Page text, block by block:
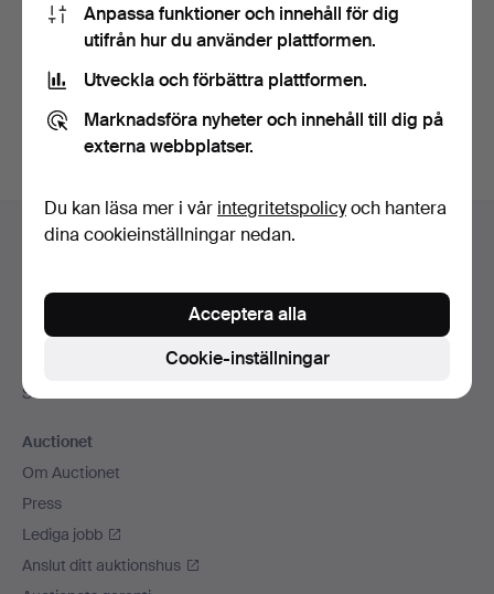
Bevaka sökning
Du kan också söka i vårt arkiv med avslutade auktioner
Sidfotsnavigation
Hjälp och kontakt
Alla auktionshus
Betalningsalternativ
Sociala medier
Auctionet
Om Auctionet
Press
Lediga jobb
Anslut ditt auktionshus
Anpassa funktioner och innehåll för dig
utifrån hur du använder plattformen.
Utveckla och förbättra plattformen.
Marknadsföra nyheter och innehåll till dig på
externa webbplatser.
Du kan läsa mer i vår integritetspolicyoch hantera
dina cookieinställningar nedan.
Cookie-inställningar
Acceptera alla